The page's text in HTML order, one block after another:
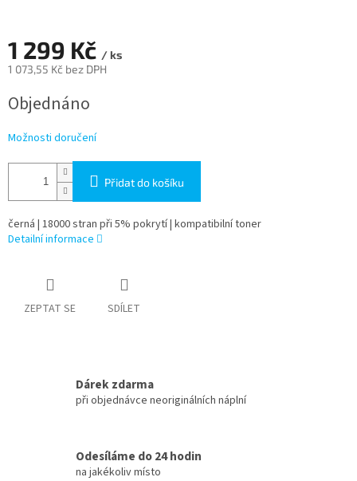
1 299 Kč / ks
1 073,55 Kč bez DPH
cena:
Objednáno
Možnosti doručení
Přidat do košíku
černá | 18000 stran při 5% pokrytí | kompatibilní toner
Detailní informace
ZEPTAT SE SDÍLET
Dárek zdarma
při objednávce neoriginálních náplní
Odesíláme do 24 hodin
na jakékoliv místo